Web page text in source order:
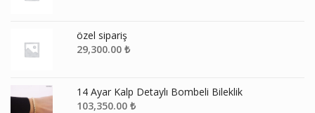
özel sipariş
29,300.00 ₺
14 Ayar Kalp Detaylı Bombeli Bileklik
103,350.00 ₺